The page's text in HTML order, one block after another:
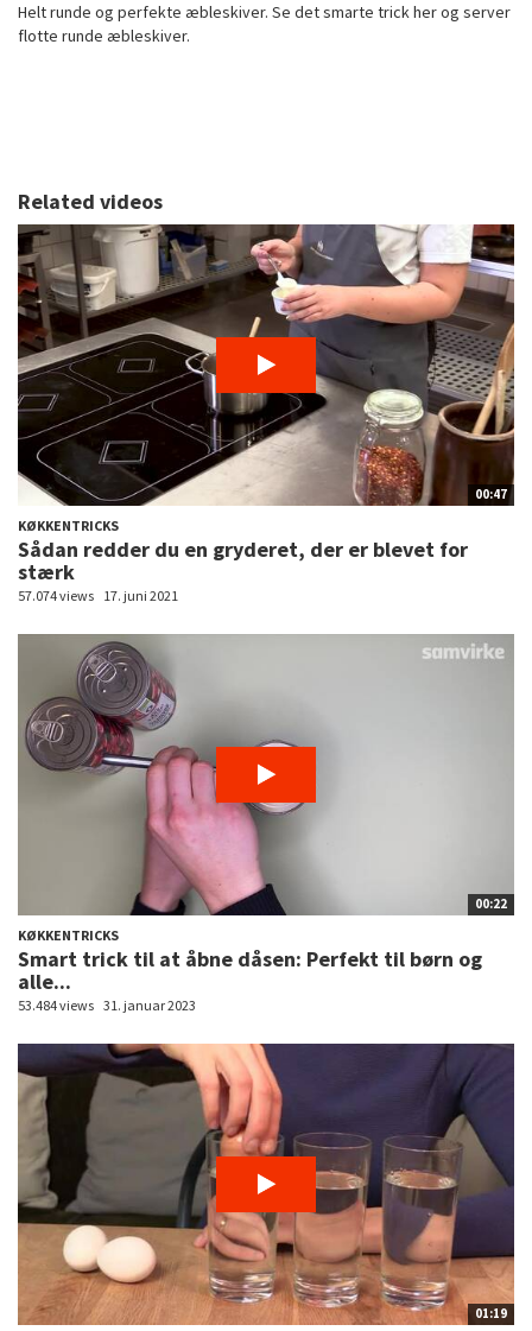
Helt runde og perfekte æbleskiver. Se det smarte trick her og server
flotte runde æbleskiver.
Related videos
00:47
KØKKENTRICKS
Sådan redder du en gryderet, der er blevet for
stærk
57.074 views 17. juni 2021
00:22
KØKKENTRICKS
Smart trick til at åbne dåsen: Perfekt til børn og
alle...
53.484 views 31. januar 2023
01:19